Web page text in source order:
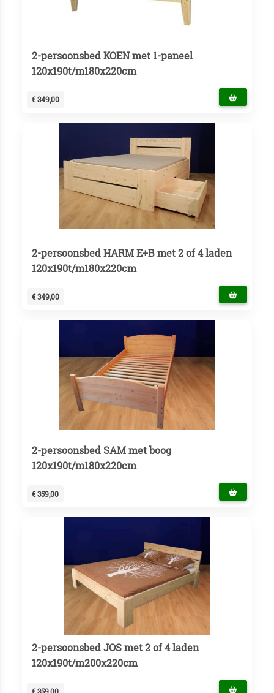
2-persoonsbed KOEN met 1-paneel
120x190t/m180x220cm
€ 349,00
2-persoonsbed HARM E+B met 2 of 4 laden
120x190t/m180x220cm
€ 349,00
2-persoonsbed SAM met boog
120x190t/m180x220cm
€ 359,00
2-persoonsbed JOS met 2 of 4 laden
120x190t/m200x220cm